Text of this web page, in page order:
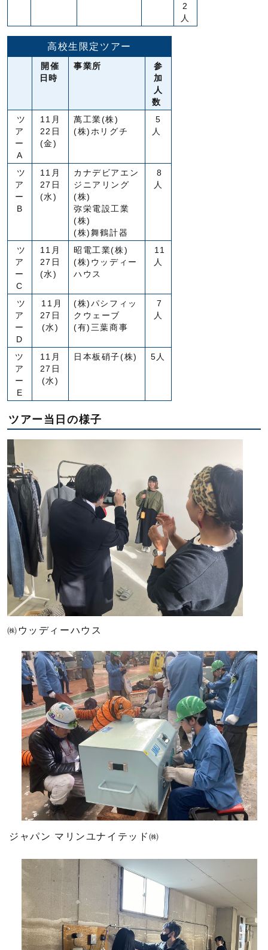
2
人
高校生限定ツアー
開催
日時
事業所
参
加
人
数
ツ
ア
ー
Α
11月
22日
(金)
萬工業(株)
(株)ホリグチ
5
人
ツ
ア
ー
B
11月
27日
(水)
カナデビアエン
ジニアリング
(株)
弥栄電設工業
(株)
(株)舞鶴計器
8
人
ツ
ア
ー
C
11月
27日
(水)
昭電工業(株)
(株)ウッディー
ハウス
11
人
ツ
ア
ー
D
11月
27日
(水)
(株)パシフィッ
クウェーブ
(有)三葉商事
7
人
ツ
ア
ー
E
11月
27日
(水)
日本板硝子(株) 5人
ツアー当日の様子
㈱ウッディーハウス
ジャパン マリンユナイテッド㈱